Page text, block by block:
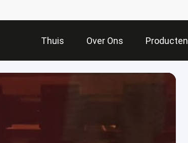
Thuis Over Ons Producten